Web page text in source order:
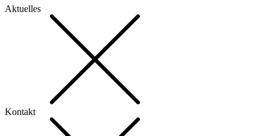
Aktuelles
Kontakt